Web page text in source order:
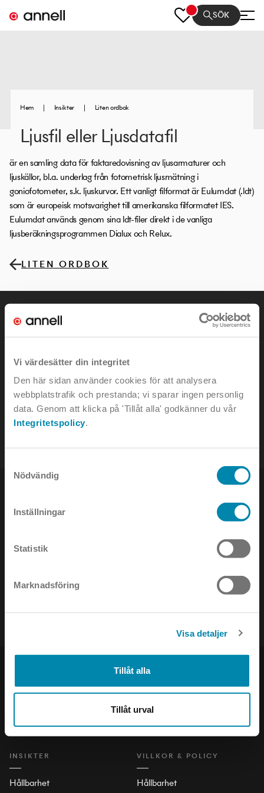
Vi värdesätter din integritet
Den här sidan använder cookies för att analysera
webbplatstrafik och prestanda; vi sparar ingen personlig
data. Genom att klicka på 'Tillåt alla' godkänner du vår
Integritetspolicy.
Nödvändig
Inställningar
Statistik
Marknadsföring
Visa detaljer
Tillåt alla
Tillåt urval
SÖK
Hem | Insikter | Liten ordbok
Ljusfil eller Ljusdatafil
är en samling data för faktaredovisning av ljusarmaturer och
ljuskällor, bl.a. underlag från fotometrisk ljusmätning i
goniofotometer, s.k. ljuskurvor. Ett vanligt filformat är Eulumdat (.ldt)
som är europeisk motsvarighet till amerikanska filformatet IES.
Eulumdat används genom sina ldt-filer direkt i de vanliga
ljusberäkningsprogrammen Dialux och Relux.
LITEN ORDBOK
KONTAKTA OSS
e-mail:info@annell.se
tel:08-442 90 00
Inomhus
Stad och Trafik
INSIKTER
Hållbarhet
SOCIAL
LinkedIn
Facebook
Instagram
VILLKOR & POLICY
Hållbarhet